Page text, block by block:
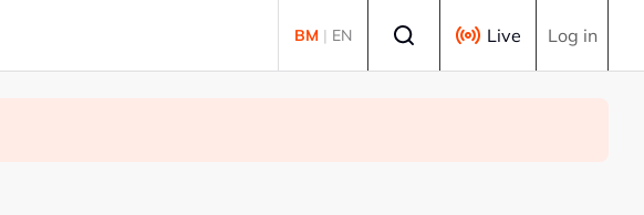
BM | EN Live Log in